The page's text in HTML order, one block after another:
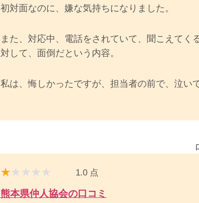
初対面なのに、嫌な気持ちになりました。
また、対応中、電話をされていて、聞こえてく
対して、面倒だという内容。
私は、悔しかったですが、担当者の前で、泣い
1.0 点
熊本県仲人協会の口コミ